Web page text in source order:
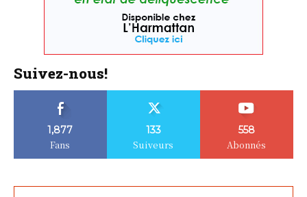
Suivez-nous!
1,877
Fans
133
Suiveurs
558
Abonnés